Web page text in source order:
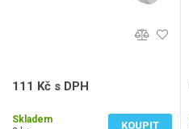
111 Kč s DPH
Skladem
KOUPIT